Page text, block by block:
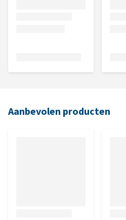
Aanbevolen producten